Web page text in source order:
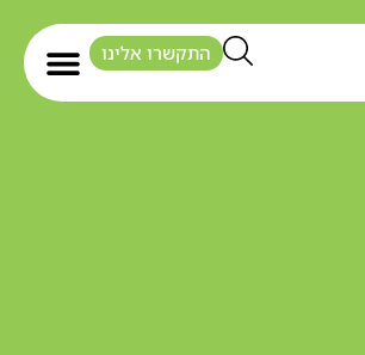
התקשרו אלינו